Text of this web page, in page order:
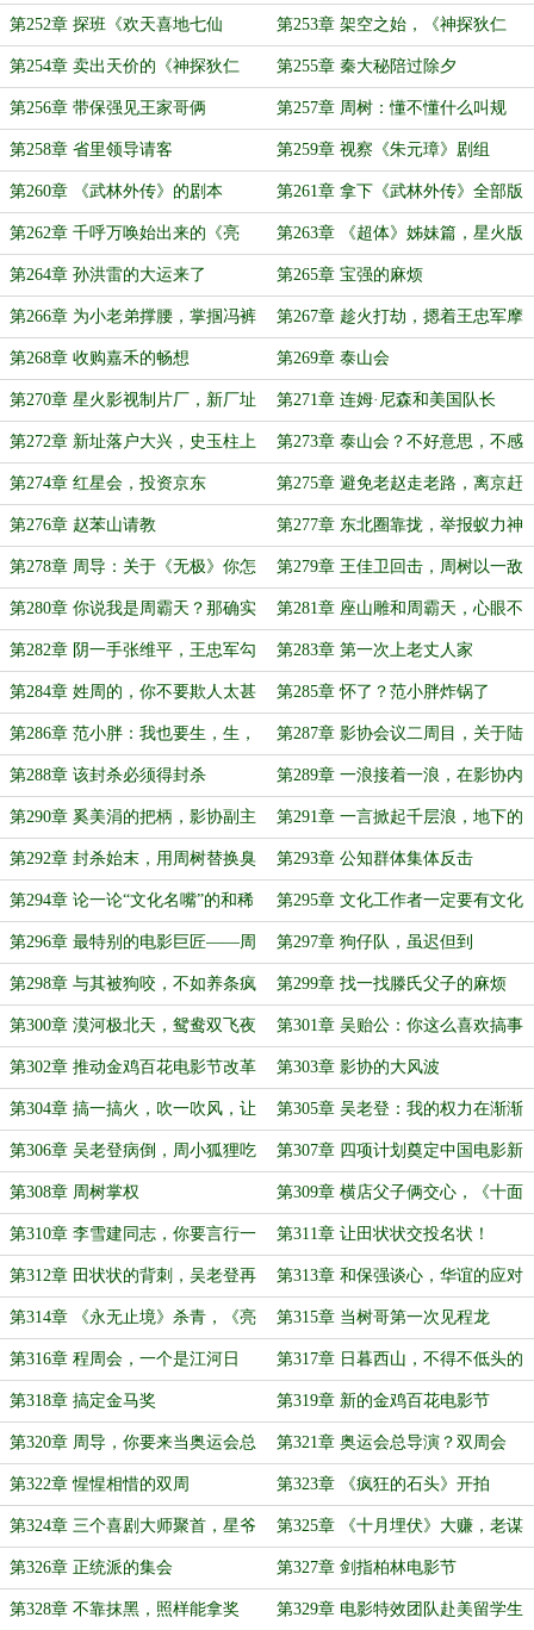
第252章 探班《欢天喜地七仙
女》，和谐的女人们
第253章 架空之始，《神探狄仁
杰》多家哄抢
第254章 卖出天价的《神探狄仁
杰》
第255章 秦大秘陪过除夕
第256章 带保强见王家哥俩 第257章 周树：懂不懂什么叫规
矩？
第258章 省里领导请客 第259章 视察《朱元璋》剧组
第260章 《武林外传》的剧本 第261章 拿下《武林外传》全部版
权
第262章 千呼万唤始出来的《亮
剑》
第263章 《超体》姊妹篇，星火版
的《永无止境》出来了
第264章 孙洪雷的大运来了 第265章 宝强的麻烦
第266章 为小老弟撑腰，掌掴冯裤
衩
第267章 趁火打劫，摁着王忠军摩
擦
第268章 收购嘉禾的畅想 第269章 泰山会
第270章 星火影视制片厂，新厂址 第271章 连姆·尼森和美国队长
第272章 新址落户大兴，史玉柱上
门
第273章 泰山会？不好意思，不感
兴趣
第274章 红星会，投资京东 第275章 避免老赵走老路，离京赶
赴漠河
第276章 赵苯山请教 第277章 东北圈靠拢，举报蚁力神
第278章 周导：关于《无极》你怎
么看？
第279章 王佳卫回击，周树以一敌
三，二番战起
第280章 你说我是周霸天？那确实
得好好霸道霸道
第281章 座山雕和周霸天，心眼不
大的周树
第282章 阴一手张维平，王忠军勾
搭老谋子
第283章 第一次上老丈人家
第284章 姓周的，你不要欺人太甚 第285章 怀了？范小胖炸锅了
第286章 范小胖：我也要生，生，
生一个加强排
第287章 影协会议二周目，关于陆
太郎的问题
第288章 该封杀必须得封杀 第289章 一浪接着一浪，在影协内
大搞山头
第290章 奚美涓的把柄，影协副主
席+1
第291章 一言掀起千层浪，地下的
臭虫再次被封杀
第292章 封杀始末，用周树替换臭
虫们
第293章 公知群体集体反击
第294章 论一论“文化名嘴”的和稀
泥艺术
第295章 文化工作者一定要有文化
第296章 最特别的电影巨匠——周
树
第297章 狗仔队，虽迟但到
第298章 与其被狗咬，不如养条疯
狗
第299章 找一找滕氏父子的麻烦
第300章 漠河极北天，鸳鸯双飞夜 第301章 吴贻公：你这么喜欢搞事
情吗？
第302章 推动金鸡百花电影节改革 第303章 影协的大风波
第304章 搞一搞火，吹一吹风，让
改革尘埃落定
第305章 吴老登：我的权力在渐渐
流失
第306章 吴老登病倒，周小狐狸吃
饱
第307章 四项计划奠定中国电影新
格局
第308章 周树掌权 第309章 横店父子俩交心，《十面
埋伏》上映
第310章 李雪建同志，你要言行一
致啊
第311章 让田状状交投名状！
第312章 田状状的背刺，吴老登再
次气晕
第313章 和保强谈心，华谊的应对
第314章 《永无止境》杀青，《亮
剑》立项
第315章 当树哥第一次见程龙
第316章 程周会，一个是江河日
下，一个是如日中天
第317章 日暮西山，不得不低头的
程龙
第318章 搞定金马奖 第319章 新的金鸡百花电影节
第320章 周导，你要来当奥运会总
导演不？
第321章 奥运会总导演？双周会
第322章 惺惺相惜的双周 第323章 《疯狂的石头》开拍
第324章 三个喜剧大师聚首，星爷
客串《疯狂的石头》
第325章 《十月埋伏》大赚，老谋
子当旗手
第326章 正统派的集会 第327章 剑指柏林电影节
第328章 不靠抹黑，照样能拿奖 第329章 电影特效团队赴美留学生